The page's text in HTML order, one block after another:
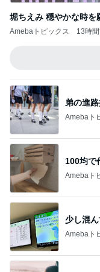
堀ちえみ 穏やかな時を
Amebaトピックス 13時
弟の進
Amebaト
100均で
Amebaト
少し混
Amebaト